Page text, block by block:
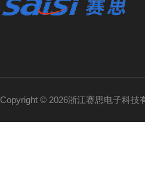
Copyright © 2026浙江赛思电子科